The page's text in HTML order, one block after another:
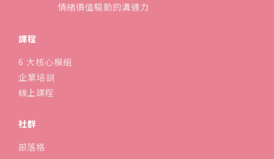
情緒價值驅動的溝通力
課程
6 大核心模組
企業培訓
線上課程
社群
部落格